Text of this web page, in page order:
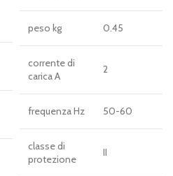
peso kg 0.45
corrente di
carica A
2
frequenza Hz 50-60
classe di
protezione
II